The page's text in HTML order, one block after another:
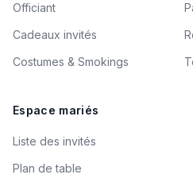
Officiant
Cadeaux invités
Costumes & Smokings
Espace mariés
Liste des invités
Plan de table